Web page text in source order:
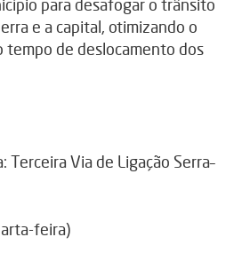
para desafogar o trânsito
e a capital, otimizando o
tempo de deslocamento dos
Terceira Via de Ligação Serra–
feira)